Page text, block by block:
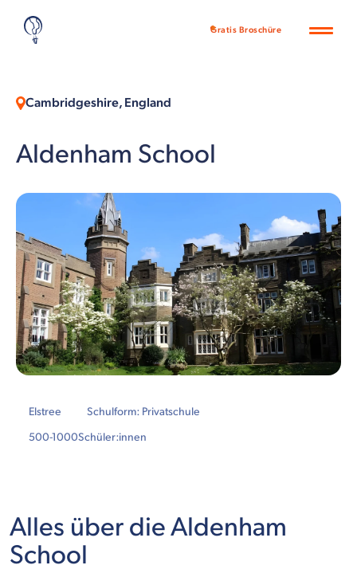
Gratis Broschüre
Cambridgeshire, England
Aldenham School
Elstree
Schulform: Privatschule
500-1000Schüler:innen
Alles über die Aldenham
School